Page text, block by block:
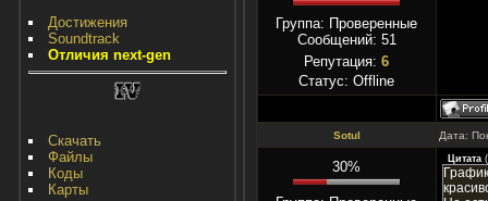
Достижения
Soundtrack
Отличия next-gen
Скачать
Файлы
Коды
Карты
Группа: Проверенные
Сообщений: 51
Репутация: 6
Статус: Offline
Sotul Дата:
30% Цитата(